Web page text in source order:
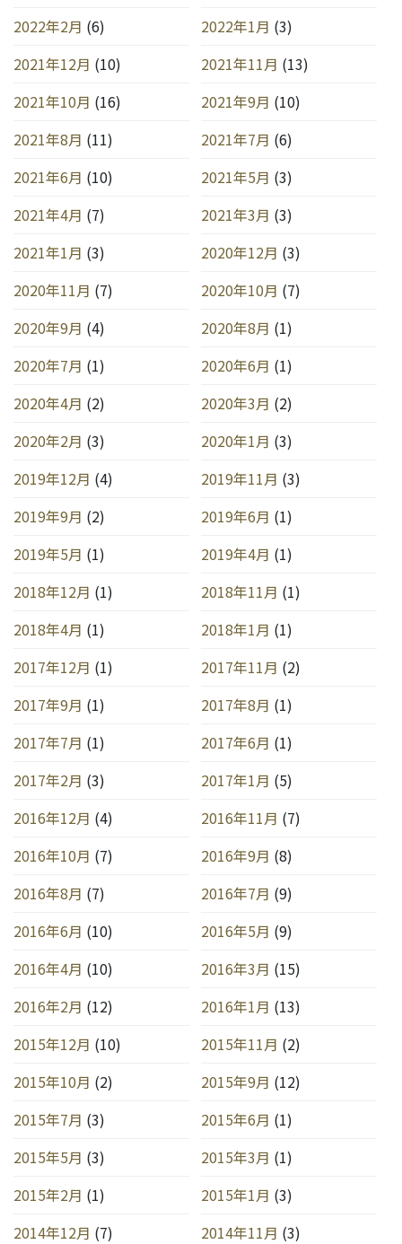
2022年2月 (6) 2022年1月 (3)
2021年12月 (10) 2021年11月 (13)
2021年10月 (16) 2021年9月 (10)
2021年8月 (11) 2021年7月 (6)
2021年6月 (10) 2021年5月 (3)
2021年4月 (7) 2021年3月 (3)
2021年1月 (3) 2020年12月 (3)
2020年11月 (7) 2020年10月 (7)
2020年9月 (4) 2020年8月 (1)
2020年7月 (1) 2020年6月 (1)
2020年4月 (2) 2020年3月 (2)
2020年2月 (3) 2020年1月 (3)
2019年12月 (4) 2019年11月 (3)
2019年9月 (2) 2019年6月 (1)
2019年5月 (1) 2019年4月 (1)
2018年12月 (1) 2018年11月 (1)
2018年4月 (1) 2018年1月 (1)
2017年12月 (1) 2017年11月 (2)
2017年9月 (1) 2017年8月 (1)
2017年7月 (1) 2017年6月 (1)
2017年2月 (3) 2017年1月 (5)
2016年12月 (4) 2016年11月 (7)
2016年10月 (7) 2016年9月 (8)
2016年8月 (7) 2016年7月 (9)
2016年6月 (10) 2016年5月 (9)
2016年4月 (10) 2016年3月 (15)
2016年2月 (12) 2016年1月 (13)
2015年12月 (10) 2015年11月 (2)
2015年10月 (2) 2015年9月 (12)
2015年7月 (3) 2015年6月 (1)
2015年5月 (3) 2015年3月 (1)
2015年2月 (1) 2015年1月 (3)
2014年12月 (7) 2014年11月 (3)